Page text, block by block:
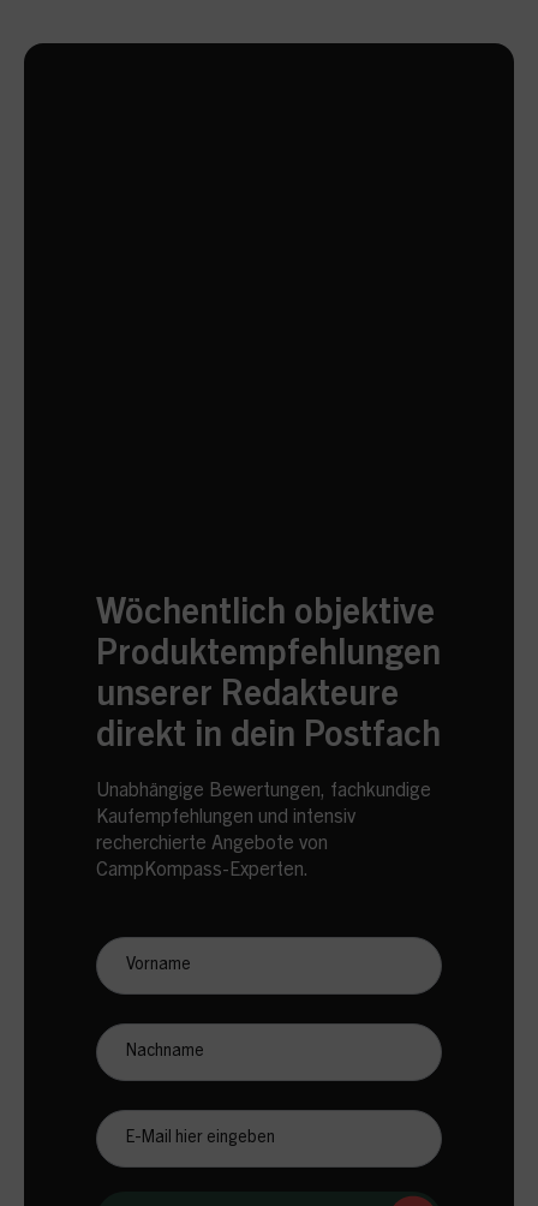
Wöchentlich objektive
Produktempfehlungen
unserer Redakteure
direkt in dein Postfach
Unabhängige Bewertungen, fachkundige
Kaufempfehlungen und intensiv
recherchierte Angebote von
CampKompass-Experten.
CampKompass
Vorname
Nachname
Mail